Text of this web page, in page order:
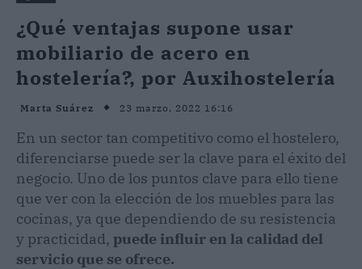
¿Qué ventajas supone usar
mobiliario de acero en
hostelería?, por Auxihostelería
Marta Suárez 23 marzo, 2022 16:16
En un sector tan competitivo como el hostelero,
diferenciarse puede ser la clave para el éxito del
negocio. Uno de los puntos clave para ello tiene
que ver con la elección de los muebles para las
cocinas, ya que dependiendo de su resistencia
y practicidad, puede influir en la calidad del
servicio que se ofrece.